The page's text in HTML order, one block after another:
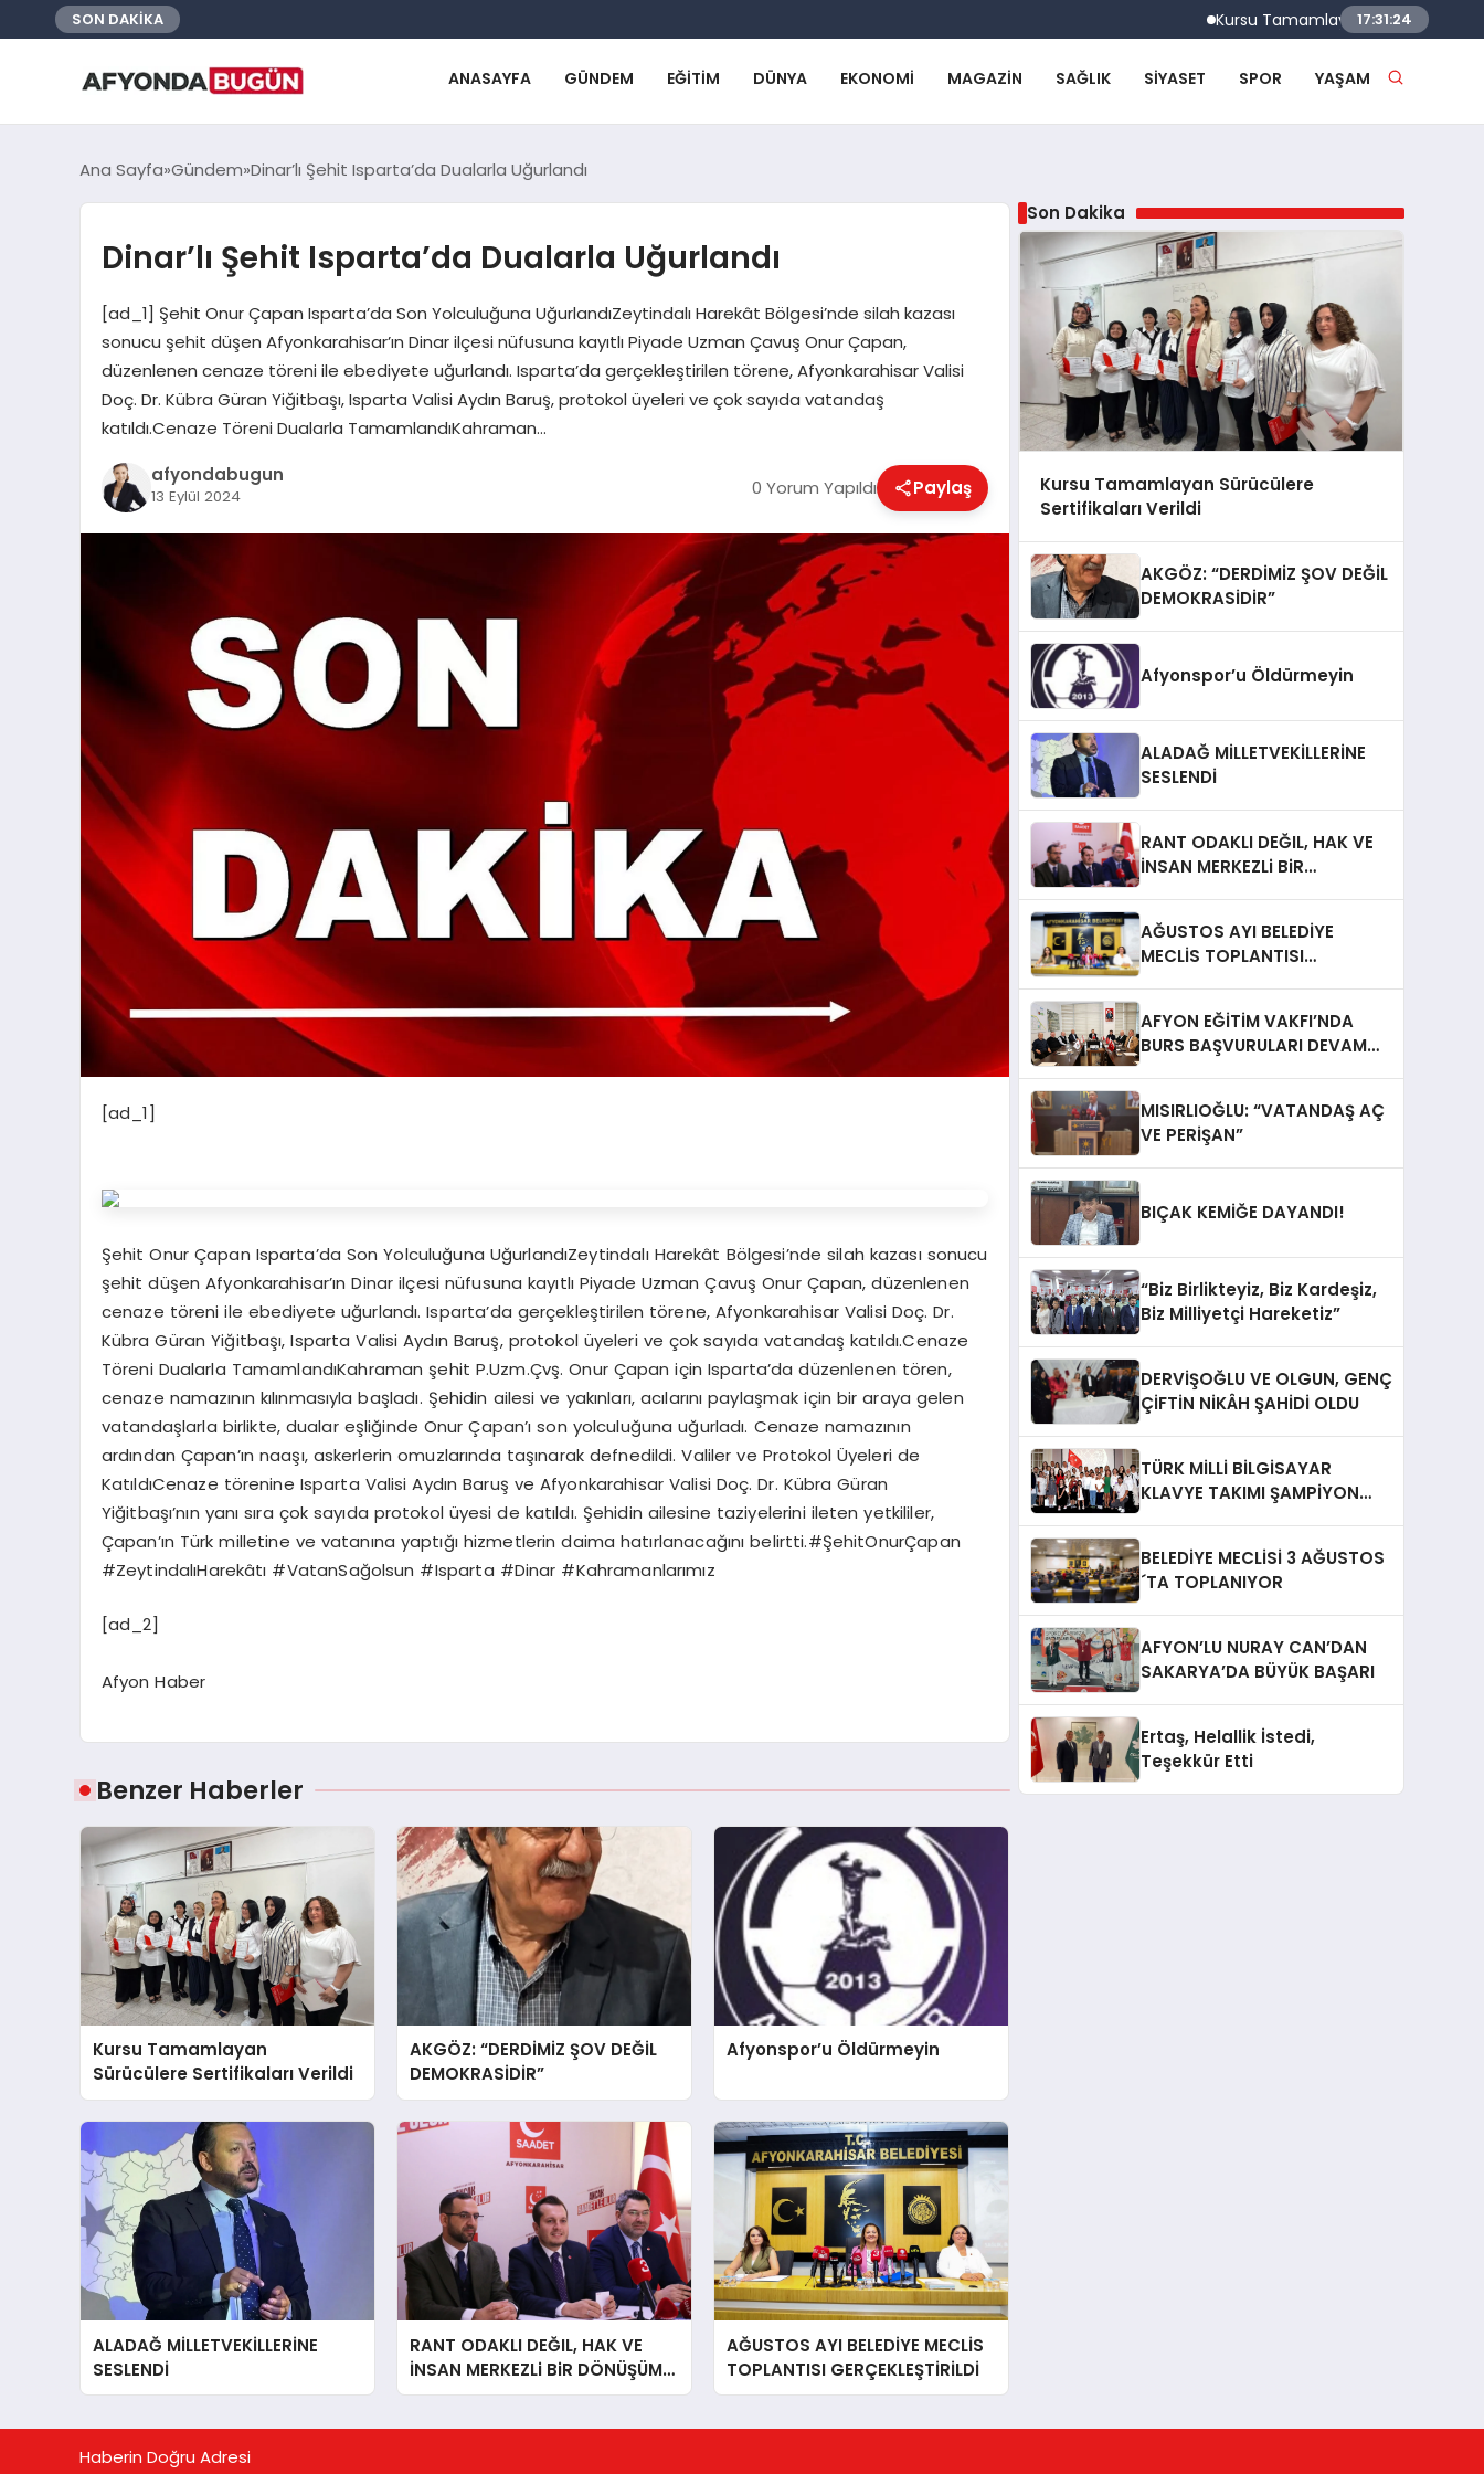
SON DAKİKA Kursu Tamamlayan Sürücülere
17:31:25
ANASAYFA GÜNDEM EĞITIM DÜNYA EKONOMI MAGAZIN SAĞLIK SIYASET SPOR YAŞAM
Ana Sayfa Gündem Dinar’lı Şehit Isparta’da Dualarla Uğurlandı
Dinar’lı Şehit Isparta’da Dualarla Uğurlandı
[ad_1] Şehit Onur Çapan Isparta’da Son Yolculuğuna UğurlandıZeytindalı Harekât Bölgesi’nde silah kazası
sonucu şehit düşen Afyonkarahisar’ın Dinar ilçesi nüfusuna kayıtlı Piyade Uzman Çavuş Onur Çapan,
düzenlenen cenaze töreni ile ebediyete uğurlandı. Isparta’da gerçekleştirilen törene, Afyonkarahisar Valisi
Doç. Dr. Kübra Güran Yiğitbaşı, Isparta Valisi Aydın Baruş, protokol üyeleri ve çok sayıda vatandaş
katıldı.Cenaze Töreni Dualarla TamamlandıKahraman…
afyondabugun
13 Eylül 2024 0 Yorum Yapıldı Paylaş
[ad_1]
Şehit Onur Çapan Isparta’da Son Yolculuğuna UğurlandıZeytindalı Harekât Bölgesi’nde silah kazası sonucu
şehit düşen Afyonkarahisar’ın Dinar ilçesi nüfusuna kayıtlı Piyade Uzman Çavuş Onur Çapan, düzenlenen
cenaze töreni ile ebediyete uğurlandı. Isparta’da gerçekleştirilen törene, Afyonkarahisar Valisi Doç. Dr.
Kübra Güran Yiğitbaşı, Isparta Valisi Aydın Baruş, protokol üyeleri ve çok sayıda vatandaş katıldı.Cenaze
Töreni Dualarla TamamlandıKahraman şehit P.Uzm.Çvş. Onur Çapan için Isparta’da düzenlenen tören,
cenaze namazının kılınmasıyla başladı. Şehidin ailesi ve yakınları, acılarını paylaşmak için bir araya gelen
vatandaşlarla birlikte, dualar eşliğinde Onur Çapan’ı son yolculuğuna uğurladı. Cenaze namazının
ardından Çapan’ın naaşı, askerlerin omuzlarında taşınarak defnedildi. Valiler ve Protokol Üyeleri de
KatıldıCenaze törenine Isparta Valisi Aydın Baruş ve Afyonkarahisar Valisi Doç. Dr. Kübra Güran
Yiğitbaşı’nın yanı sıra çok sayıda protokol üyesi de katıldı. Şehidin ailesine taziyelerini ileten yetkililer,
Çapan’ın Türk milletine ve vatanına yaptığı hizmetlerin daima hatırlanacağını belirtti.#ŞehitOnurÇapan
#ZeytindalıHarekâtı #VatanSağolsun #Isparta #Dinar #Kahramanlarımız
[ad_2]
Afyon Haber
Benzer Haberler
Kursu Tamamlayan
Sürücülere Sertifikaları Verildi
AKGÖZ: “DERDİMİZ ŞOV DEĞİL
DEMOKRASİDİR”
Afyonspor’u Öldürmeyin
ALADAĞ MİLLETVEKİLLERİNE
SESLENDİ
RANT ODAKLI DEĞIL, HAK VE
İNSAN MERKEZLi BiR DÖNÜŞÜM
İÇiN AFYONKARAHiSAR’IN
AĞUSTOS AYI BELEDİYE MECLİS
TOPLANTISI GERÇEKLEŞTİRİLDİ
Son Dakika
Kursu Tamamlayan Sürücülere
Sertifikaları Verildi
AKGÖZ: “DERDİMİZ ŞOV DEĞİL
DEMOKRASİDİR”
Afyonspor’u Öldürmeyin
ALADAĞ MİLLETVEKİLLERİNE
SESLENDİ
RANT ODAKLI DEĞIL, HAK VE
İNSAN MERKEZLi BiR
YANINDAYIZ!
AĞUSTOS AYI BELEDİYE
MECLİS TOPLANTISI
AFYON EĞİTİM VAKFI’NDA
BURS BAŞVURULARI DEVAM
MISIRLIOĞLU: “VATANDAŞ AÇ
VE PERİŞAN”
BIÇAK KEMİĞE DAYANDI!
“Biz Birlikteyiz, Biz Kardeşiz,
Biz Milliyetçi Hareketiz”
DERVİŞOĞLU VE OLGUN, GENÇ
ÇİFTİN NİKÂH ŞAHİDİ OLDU
TÜRK MİLLİ BİLGİSAYAR
KLAVYE TAKIMI ŞAMPİYON
BELEDİYE MECLİSİ 3 AĞUSTOS
´TA TOPLANIYOR
AFYON’LU NURAY CAN’DAN
SAKARYA’DA BÜYÜK BAŞARI
Ertaş, Helallik İstedi,
Teşekkür Etti
Haberin Doğru Adresi